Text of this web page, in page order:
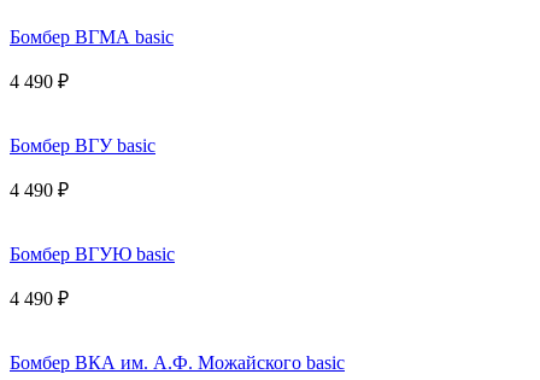
Бомбер ВГМА basic
4 490 ₽
Бомбер ВГУ basic
4 490 ₽
Бомбер ВГУЮ basic
4 490 ₽
Бомбер ВКА им. А.Ф. Можайского basic